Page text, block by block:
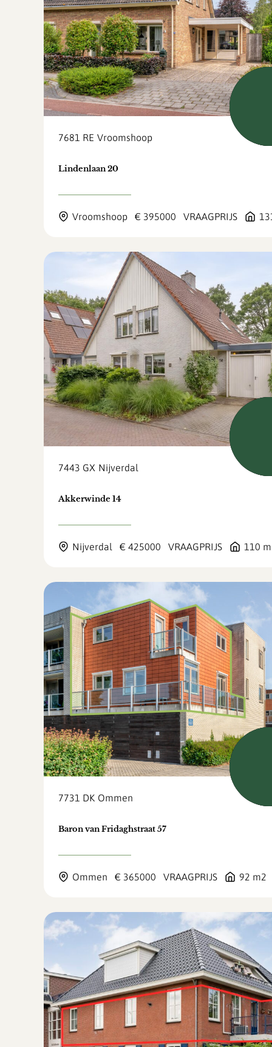
7681 RE Vroomshoop
Lindenlaan 20
Vroomshoop € 395000 VRAAGPRIJS
7443 GX Nijverdal
Akkerwinde 14
Nijverdal € 425000 VRAAGPRIJS 110
7731 DK Ommen
Baron van Fridaghstraat 57
Ommen € 365000 VRAAGPRIJS 92 m2